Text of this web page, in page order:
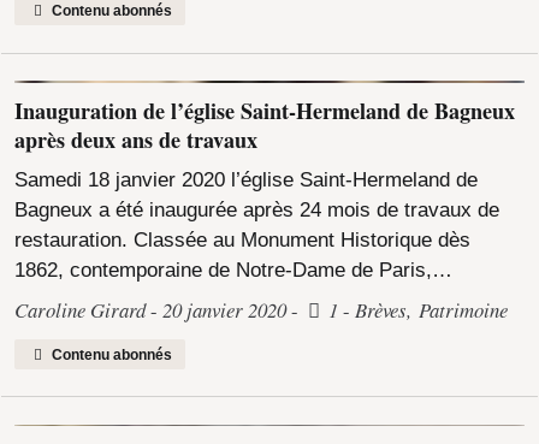
Contenu abonnés
Inauguration de l’église Saint-Hermeland de Bagneux
après deux ans de travaux
Samedi 18 janvier 2020 l’église Saint-Hermeland de
Bagneux a été inaugurée après 24 mois de travaux de
restauration. Classée au Monument Historique dès
1862, contemporaine de Notre-Dame de Paris,…
Caroline Girard 20 janvier 2020 1 Brèves,Patrimoine
Contenu abonnés